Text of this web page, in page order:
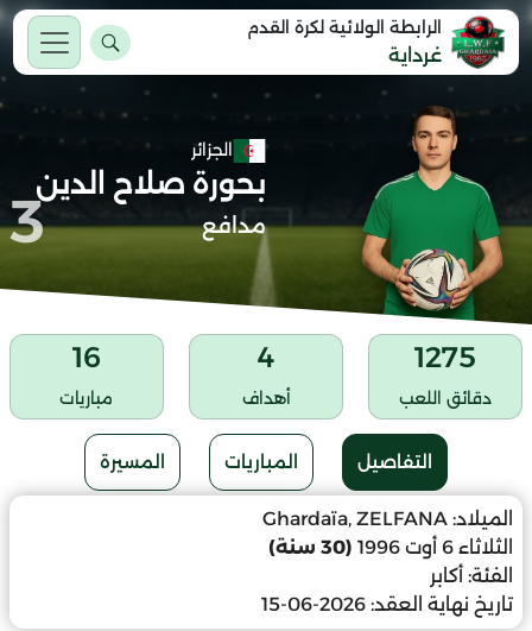
الرابطة الولائية لكرة القدم
غرداية
الجزائر
بحورة صلاح الدين
مدافع 3
1275
دقائق اللعب
4
أهداف
16
مباريات
التفاصيل المباريات المسيرة
الميلاد: Ghardaïa, ZELFANA
الثلاثاء 6 أوت 1996
(30 سنة)
الفئة: أكابر
تاريخ نهاية العقد: 2026-06-15